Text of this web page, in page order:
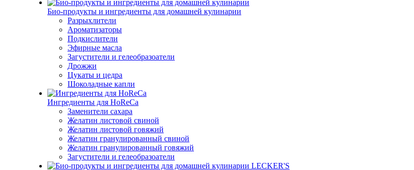
Био-продукты и ингредиенты для домашней кулинарии
Разрыхлители
Ароматизаторы
Подкислители
Эфирные масла
Загустители и гелеобразоатели
Дрожжи
Цукаты и цедра
Шоколадные капли
Ингредиенты для HoReCa
Заменители сахара
Желатин листовой свиной
Желатин листовой говяжий
Желатин гранулированный свиной
Желатин гранулированный говяжий
Загустители и гелеобразоатели